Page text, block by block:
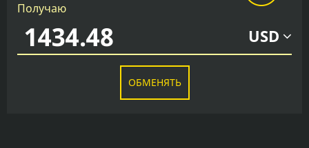
Получаю
USD
ОБМЕНЯТЬ